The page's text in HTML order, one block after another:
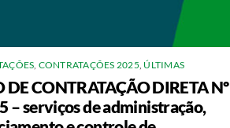
CONTRATAÇÕES 2025 ÚLTIMAS
DE CONTRATAÇÃO DIRETA Nº
– serviços de administração,